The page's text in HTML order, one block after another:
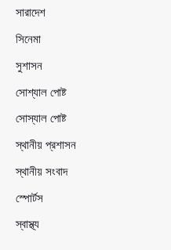
সারাদেশ
সিনেমা
সুশাসন
সোশ্যাল পোষ্ট
সোস্যাল পোষ্ট
স্থানীয় প্রশাসন
স্থানীয় সংবাদ
স্পোর্টস
স্বাস্থ্য